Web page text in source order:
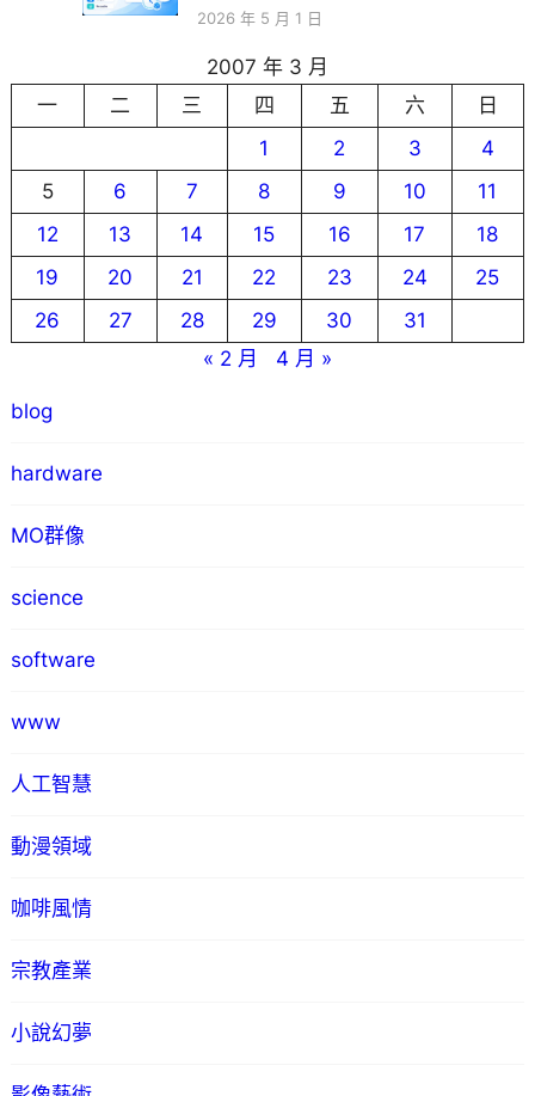
2026 年 5 月 1 日
2007 年 3 月
一
二 三 四 五 六
日
1
2 3
4
5
6 7 8 9 10
11
12
13 14 15 16 17
18
19
20 21 22 23 24
25
26
27 28 29 30
31
« 2 月
4 月 »
blog
hardware
MO群像
science
software
www
人工智慧
動漫領域
咖啡風情
宗教產業
小說幻夢